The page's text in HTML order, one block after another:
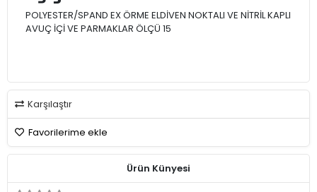
POLYESTER/SPAND EX ÖRME ELDİVEN NOKTALI VE NİTRİL KAPLI
AVUÇ İÇİ VE PARMAKLAR ÖLÇÜ 15
Karşılaştır
Favorilerime ekle
Ürün Künyesi